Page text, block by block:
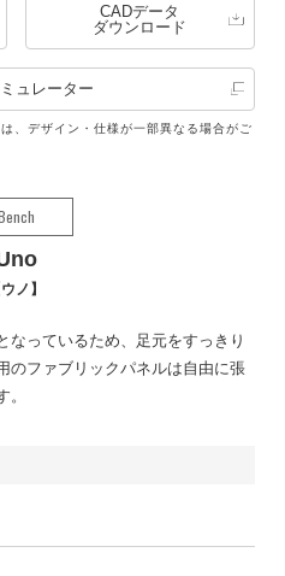
CADデータ
ダウンロード
ュレーター
、デザイン・仕様が一部異なる場合がご
ウノ
なっているため、足元をすっきり
のファブリックパネルは自由に張